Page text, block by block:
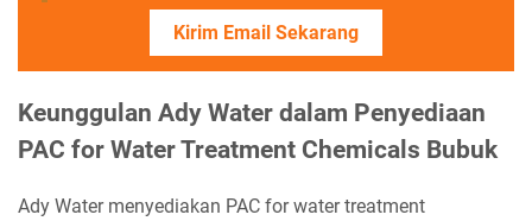
Kirim Email Sekarang
Keunggulan Ady Water dalam Penyediaan
PAC for Water Treatment Chemicals Bubuk
Ady Water menyediakan PAC for water treatment